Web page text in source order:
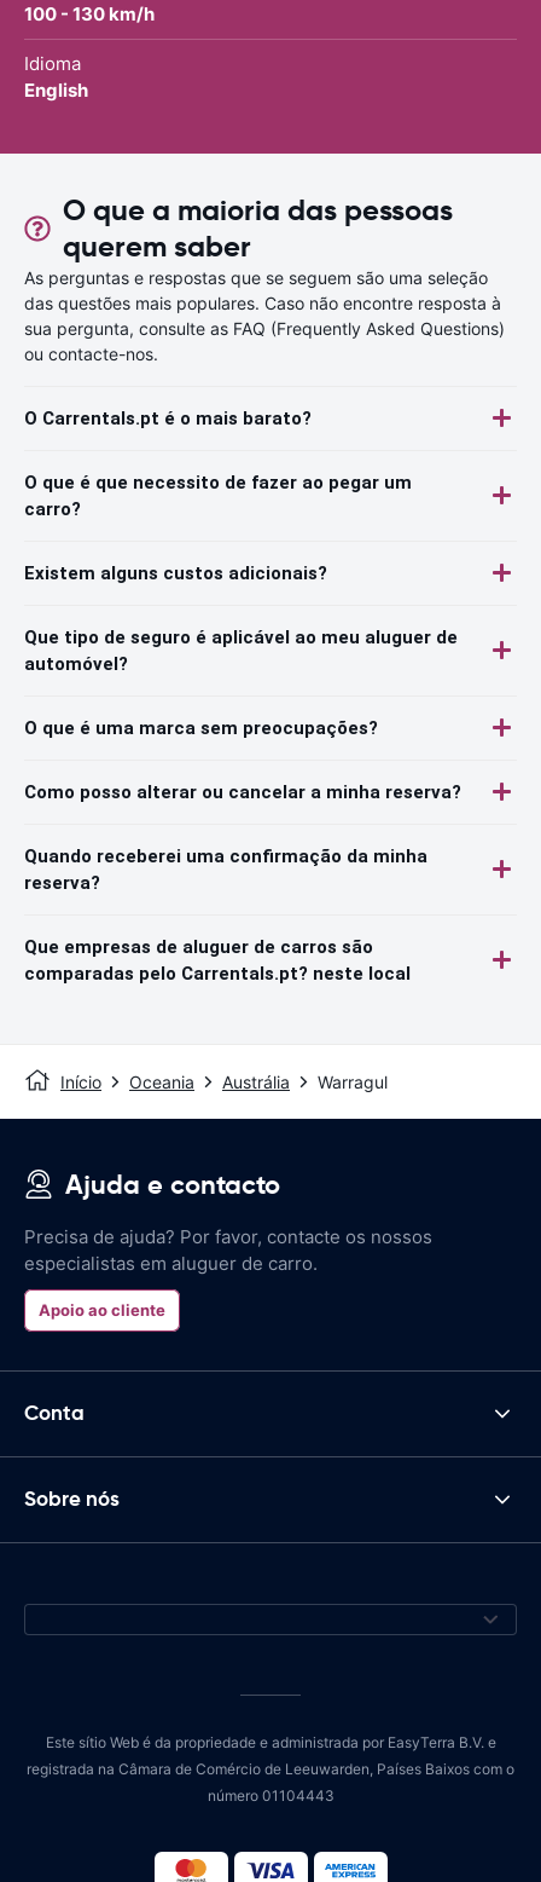
100 - 130 km/h
Idioma
English
O que a maioria das pessoas
querem saber
As perguntas e respostas que se seguem são uma seleção
das questões mais populares. Caso não encontre resposta à
sua pergunta, consulte as FAQ (Frequently Asked Questions)
ou contacte-nos.
O Carrentals.pt é o mais barato?
O que é que necessito de fazer ao pegar um
carro?
Existem alguns custos adicionais?
Que tipo de seguro é aplicável ao meu aluguer de
automóvel?
O que é uma marca sem preocupações?
Como posso alterar ou cancelar a minha reserva?
Quando receberei uma confirmação da minha
reserva?
Que empresas de aluguer de carros são
comparadas pelo Carrentals.pt? neste local
Início Oceania Austrália Warragul
Ajuda e contacto
Precisa de ajuda? Por favor, contacte os nossos
especialistas em aluguer de carro.
Apoio ao cliente
Conta
Sobre nós
Este sítio Web é da propriedade e administrada por EasyTerra B.V. e
registrada na Câmara de Comércio de Leeuwarden, Países Baixos com o
número 01104443